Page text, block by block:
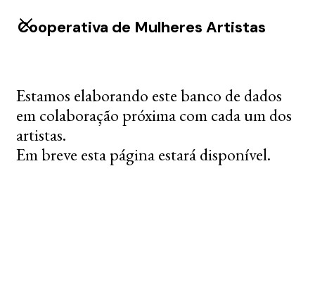
Cooperativa de Mulheres Artistas
Estamos elaborando este banco de dados
em colaboração próxima com cada um dos
artistas.
Em breve esta página estará disponível.